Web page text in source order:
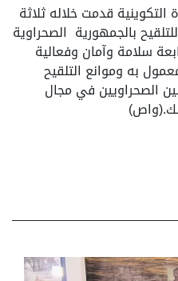
قدمت خلاله ثلاثة
بالجمهورية الصحراوية
سلامة وآمان وفعالية
به وموانع التلقيح
الصحراويين في مجال